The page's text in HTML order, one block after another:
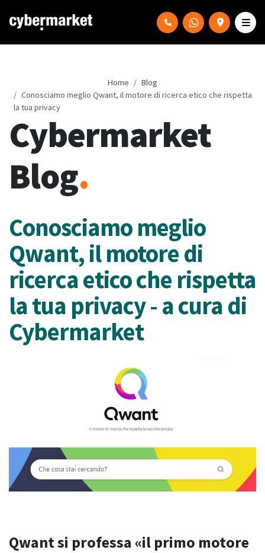
Home
Blog
Conosciamo meglio Qwant, il motore di ricerca etico che rispetta
la tua privacy
Cybermarket
Blog.
Conosciamo meglio
Qwant, il motore di
ricerca etico che rispetta
la tua privacy - a cura di
Cybermarket
Qwant si professa «il primo motore